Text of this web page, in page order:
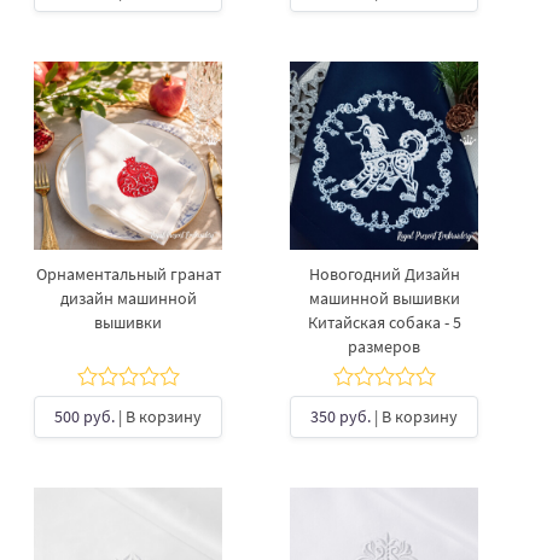
Орнаментальный гранат
дизайн машинной
вышивки
500 руб. | В корзину
Новогодний Дизайн
машинной вышивки
Китайская собака - 5
размеров
350 руб. | В корзину